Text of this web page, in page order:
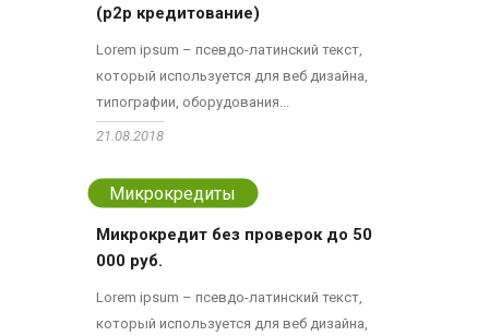
(p2p кредитование)
Lorem ipsum – псевдо-латинский текст,
который используется для веб дизайна,
типографии, оборудования...
21.08.2018
Микрокредиты
Микрокредит без проверок до 50
000 руб.
Lorem ipsum – псевдо-латинский текст,
который используется для веб дизайна,